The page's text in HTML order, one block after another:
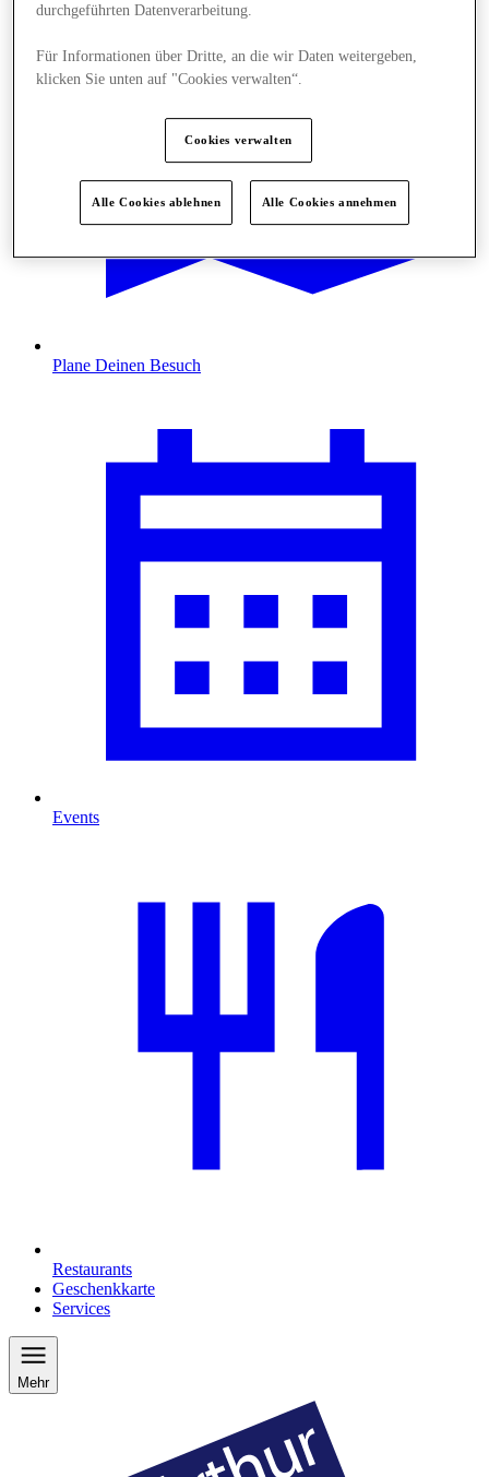
Plane Deinen Besuch
Events
Restaurants
Geschenkkarte
Services
Mehr
durchgeführten Datenverarbeitung.
Für Informationen über Dritte, an die wir Daten weitergeben,
klicken Sie unten auf "Cookies verwalten“.
Cookies verwalten
Alle Cookies ablehnen Alle Cookies annehmen